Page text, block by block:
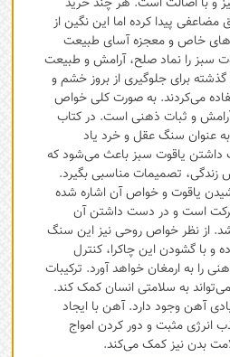
مضاعفی پیدا کرده اما این نگین از
های خاص و معجزه آسای طبیعت
را نماد صلح، آرامش و طبیعت
برای جلوگیری از بروز خشم و
می‌کردند. به صورت کلی خواص
و ثبات ذهنی است. در کتاب
عنوان سنگ عقل و خرد یاد
یاقوت سبز باعث می‌شود که
تصمیمات مناسبی بگیرد.
یاقوت و خواص آن اشاره شده
است و در دست داشتن آن
از نظر خواص روحی نیز این سنگ
و با گشودن این چاکرا، کنترل
را به ارمغان خواهد آورد. ترکیبات
به سلامتی انسان کمک کند.
آهن وجود دارد. آهن با ایجاد
انرژی مثبت و دور کردن امواج
بدن نیز کمک می‌کند.